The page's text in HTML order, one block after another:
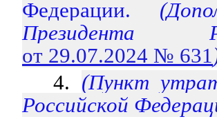
Федерации.
Президента
от 29.07.2024 № 631
4. (Пункт
Российской